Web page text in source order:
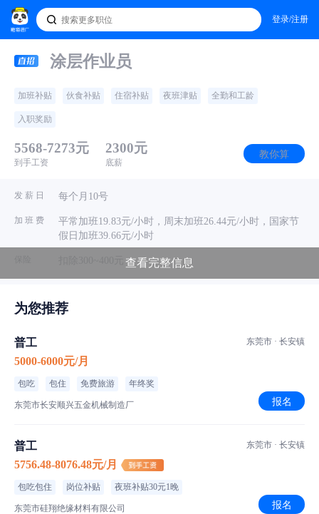
登录/注册
涂层作业员
加班补贴 伙食补贴 住宿补贴 夜班津贴 全勤和工龄
入职奖励
5568-7273元
到手工资
2300元
底薪
教你算
发 薪 日 每个月10号
加 班 费
平常加班19.83元/小时，周末加班26.44元/小时，国家节
假日加班39.66元/小时
· 招聘hr
科汇纳米技术（东莞）有限公司
职位介绍
作业方式
空调车间
查看完整信息
为您推荐
普工
5000-6000元/月
包吃 包住 免费旅游 年终奖
东莞市长安顺兴五金机械制造厂
东莞市 · 长安镇
报名
普工
5756.48-8076.48元/月
包吃包住 岗位补贴 夜班补贴30元1晚
东莞市硅翔绝缘材料有限公司
东莞市 · 长安镇
报名